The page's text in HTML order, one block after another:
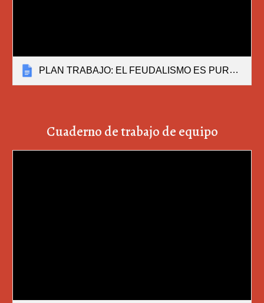
PLAN TRABAJO: EL FEUDALISMO ES PURO TEATRO.docx
Cuaderno de trabajo de equipo